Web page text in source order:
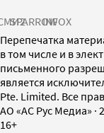
SPARROWINFOX
Перепечатка
в том числе и в
письменного
является
Pte. Limited. Все
AO «АС Рус Медиа» ·
16+